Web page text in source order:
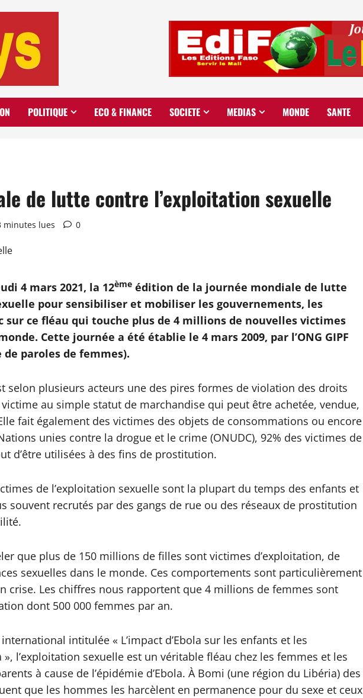
POLITIQUE ECO & FINANCE SOCIETE MEDIAS MONDE SANTE
de lutte contre l’exploitation sexuelle
minutes lues 0
4 mars 2021, la 12ème édition de la journée mondiale de lutte
pour sensibiliser et mobiliser les gouvernements, les
ce fléau qui touche plus de 4 millions de nouvelles victimes
Cette journée a été établie le 4 mars 2009, par l’ONG GIPF
paroles de femmes).
selon plusieurs acteurs une des pires formes de violation des droits
au simple statut de marchandise qui peut être achetée, vendue,
fait également des victimes des objets de consommations ou encore
unies contre la drogue et le crime (ONUDC), 92% des victimes de
d’être utilisées à des fins de prostitution.
de l’exploitation sexuelle sont la plupart du temps des enfants et
souvent recrutés par des gangs de rue ou des réseaux de prostitution
que plus de 150 millions de filles sont victimes d’exploitation, de
sexuelles dans le monde. Ces comportements sont particulièrement
crise. Les chiffres nous rapportent que 4 millions de femmes sont
dont 500 000 femmes par an.
intitulée « L’impact d’Ebola sur les enfants et les
l’exploitation sexuelle est un véritable fléau chez les femmes et les
à cause de l’épidémie d’Ebola. À Bomi (une région du Libéria) des
que les hommes les harcèlent en permanence pour du sexe et ceux